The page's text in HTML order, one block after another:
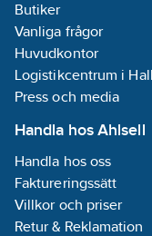
Butiker
Vanliga frågor
Huvudkontor
Logistikcentrum i
Press och media
Handla hos Ahlsell
Handla hos oss
Faktureringssätt
Villkor och priser
Retur & Reklamation